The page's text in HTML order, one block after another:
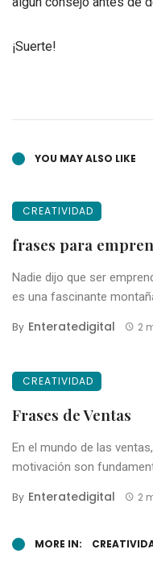
¡Suerte!
YOU MAY ALSO LIKE
CREATIVIDAD
frases para
Nadie dijo que ser
es una fascinante montaña
By Enteratedigital 2
CREATIVIDAD
Frases de Ventas
En el mundo de las
motivación son
By Enteratedigital 2
MORE IN: